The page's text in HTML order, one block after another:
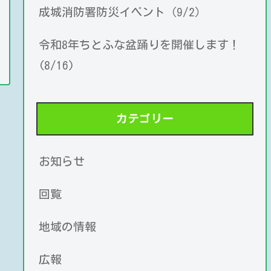
成城消防署防災イベント（9/2）
令和8年ちとふな盆踊りを開催します！
(8/16)
カテゴリー
お知らせ
回覧
地域の情報
広報